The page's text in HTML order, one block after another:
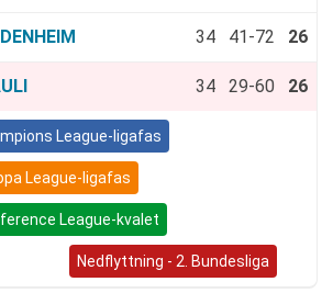
34 41-72 26
34 29-60 26
League-ligafas
League-ligafas
League-kvalet
Nedflyttning - 2. Bundesliga